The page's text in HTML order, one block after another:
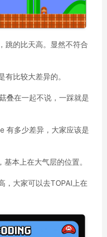
跳的比天高。显然不符合
比较大差异的。
叠在一起不说，一踩就是
有多少差异，大家应该是
本上在大气层的位置。
，大家可以去TOPAI上在